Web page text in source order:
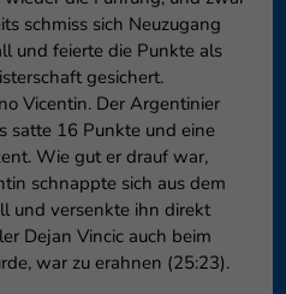
schmiss sich Neuzugang
und feierte die Punkte als
gesichert.
Vicentin. Der Argentinier
satte 16 Punkte und eine
Wie gut er drauf war,
schnappte sich aus dem
und versenkte ihn direkt
Dejan Vincic auch beim
war zu erahnen (25:23).